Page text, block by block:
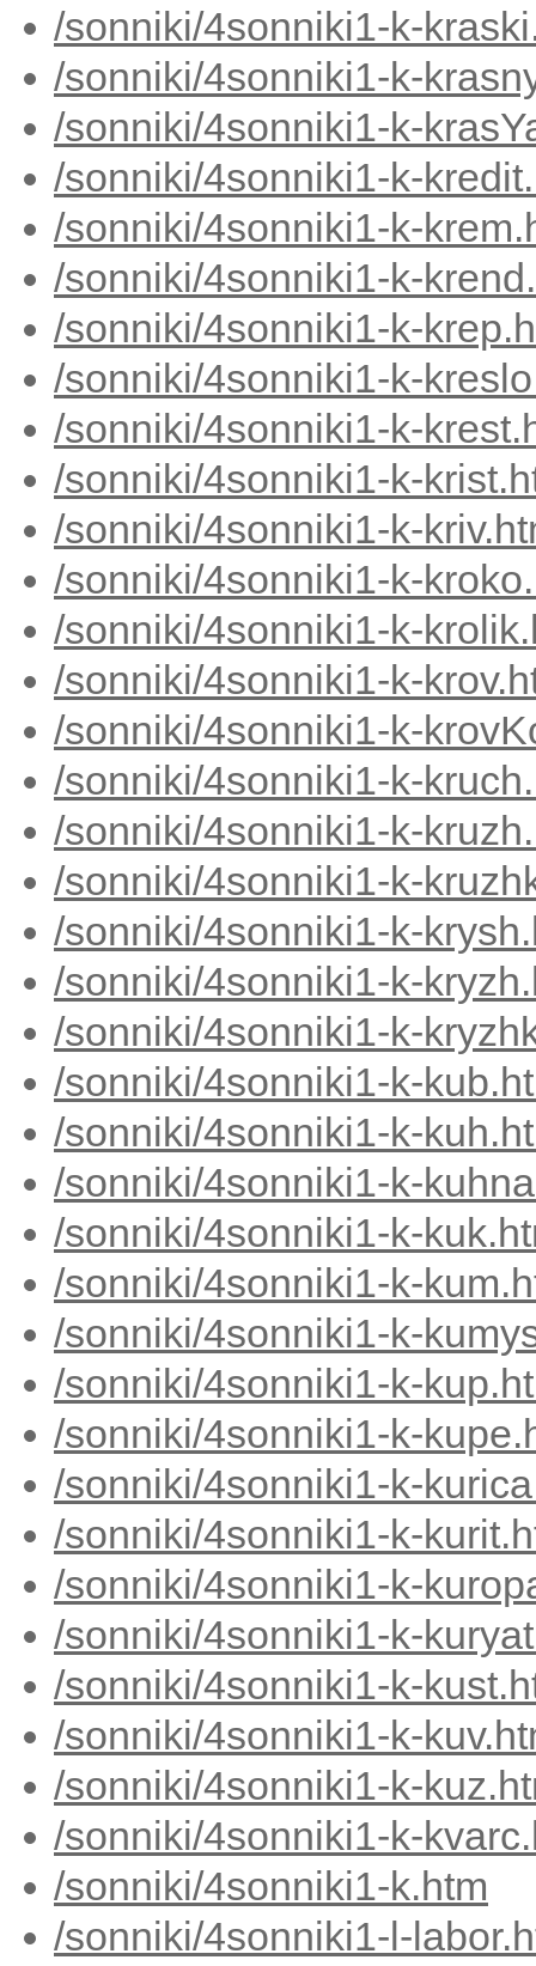
/sonniki/4sonniki1-k-
/sonniki/4sonniki1-k-
/sonniki/4sonniki1-k-
/sonniki/4sonniki1-k-
/sonniki/4sonniki1-k-
/sonniki/4sonniki1-k-
/sonniki/4sonniki1-k-
/sonniki/4sonniki1-k-
/sonniki/4sonniki1-k-
/sonniki/4sonniki1-k-
/sonniki/4sonniki1-k-
/sonniki/4sonniki1-k-
/sonniki/4sonniki1-k-
/sonniki/4sonniki1-k-
/sonniki/4sonniki1-k-
/sonniki/4sonniki1-k-
/sonniki/4sonniki1-k-
/sonniki/4sonniki1-k-
/sonniki/4sonniki1-k-
/sonniki/4sonniki1-k-
/sonniki/4sonniki1-k-
/sonniki/4sonniki1-k-
/sonniki/4sonniki1-k-
/sonniki/4sonniki1-k-
/sonniki/4sonniki1-k-
/sonniki/4sonniki1-k-
/sonniki/4sonniki1-k-
/sonniki/4sonniki1-k-
/sonniki/4sonniki1-k-
/sonniki/4sonniki1-k-
/sonniki/4sonniki1-k-
/sonniki/4sonniki1-k-
/sonniki/4sonniki1-k-
/sonniki/4sonniki1-k-
/sonniki/4sonniki1-k-
/sonniki/4sonniki1-k-
/sonniki/4sonniki1-k-
/sonniki/4sonniki1-k.htm
/sonniki/4sonniki1-l-